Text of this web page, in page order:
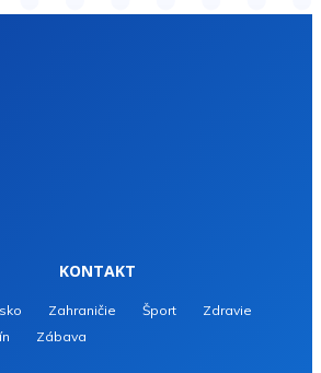
KONTAKT
Zahraničie Šport
Zdravie
Zábava